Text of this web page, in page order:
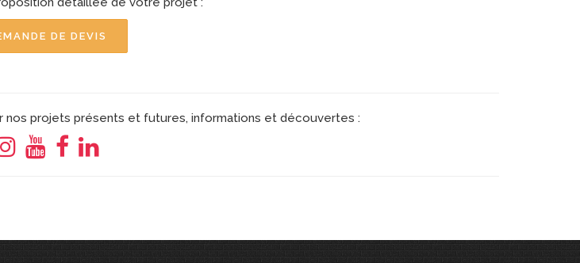
DE DEVIS
nos projets présents et futures, informations et découvertes :